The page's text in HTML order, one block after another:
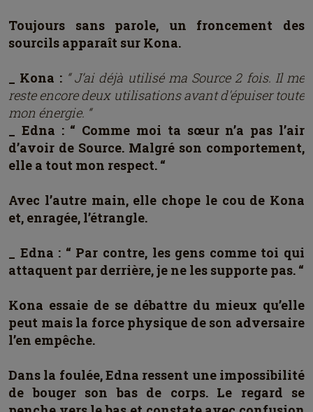
Toujours sans parole, un froncement des
sourcils apparaît sur Kona.
_ Kona : “ J’ai déjà utilisé ma Source 2 fois. Il me
reste encore deux utilisations avant d'épuiser toute
mon énergie. “
_ Edna : “ Comme moi ta sœur n’a pas l’air
d’avoir de Source. Malgré son comportement,
elle a tout mon respect. “
Avec l’autre main, elle chope le cou de Kona
et, enragée, l’étrangle.
_ Edna : “ Par contre, les gens comme toi qui
attaquent par derrière, je ne les supporte pas. “
Kona essaie de se débattre du mieux qu’elle
peut mais la force physique de son adversaire
l’en empêche.
Dans la foulée, Edna ressent une impossibilité
de bouger son bas de corps. Le regard se